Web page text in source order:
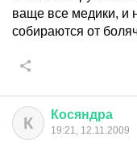
ваще все медики, и
собираются от
К Косяндра
19:21, 12.11.2009